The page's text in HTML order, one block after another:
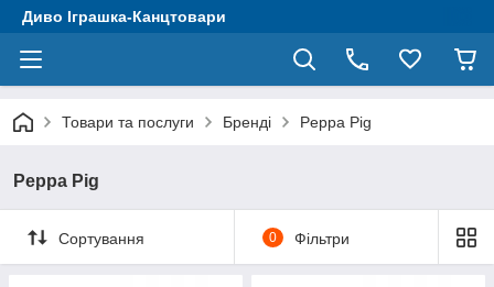
Диво Іграшка-Канцтовари
Товари та послуги Бренді Peppa Pig
Peppa Pig
Сортування 0 Фільтри